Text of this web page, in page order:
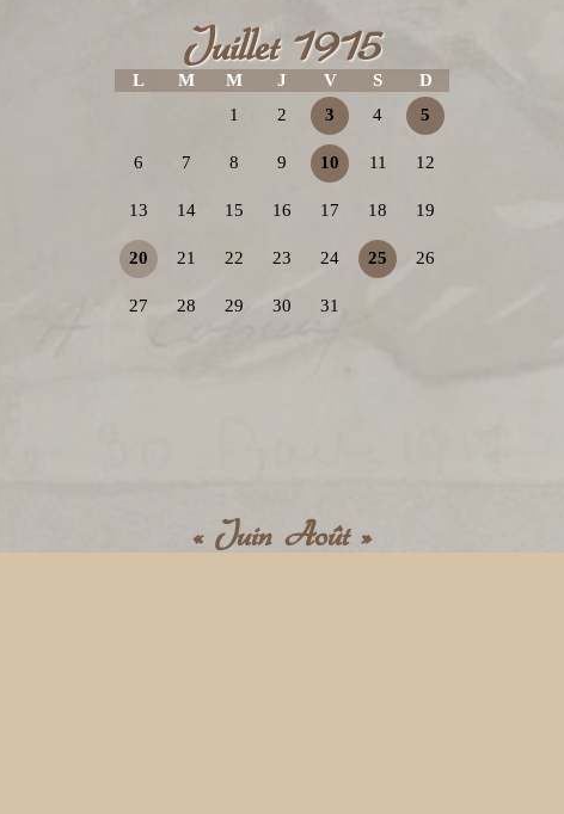
Juillet 1915
L M M J V S
D
1
2 3 4 5
6 7 8 9 10 11 12
13 14 15 16 17 18 19
20 21 22 23 24 25 26
27 28 29 30 31
« Juin Août »